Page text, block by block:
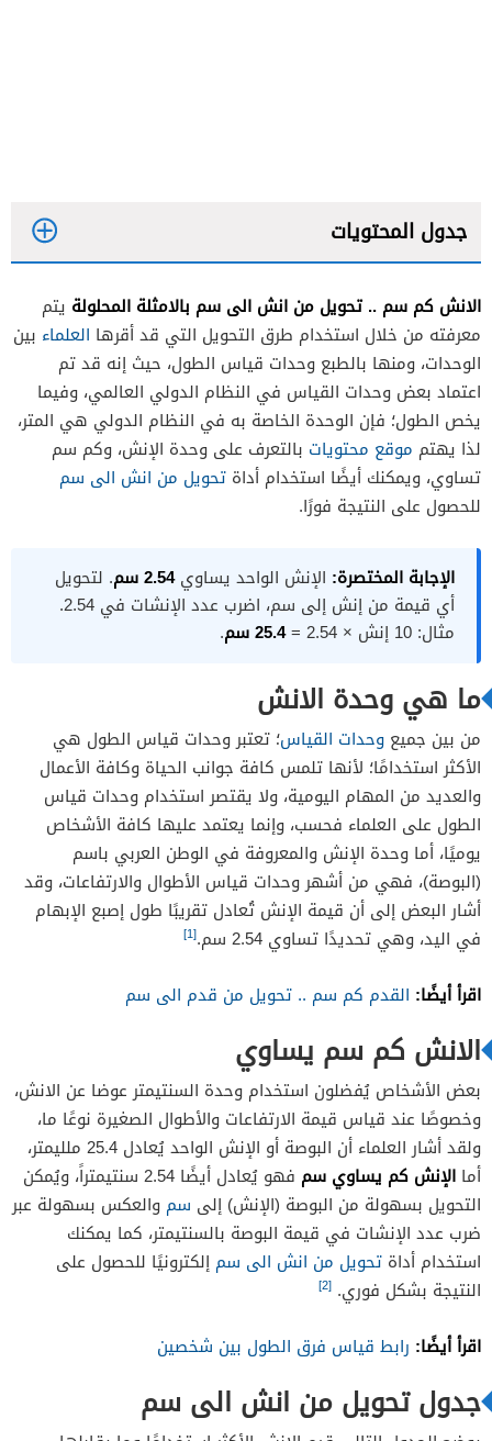
جدول المحتويات
تحويل من انش الى سم بالامثلة
تحويل من سم الى انش بالامثلة
الانش كم سم .. تحويل من انش الى سم بالامثلة المحلولة يتم
معرفته من خلال استخدام طرق التحويل التي قد أقرها العلماء بين
الوحدات، ومنها بالطبع وحدات قياس الطول، حيث إنه قد تم
اعتماد بعض وحدات القياس في النظام الدولي العالمي، وفيما
يخص الطول؛ فإن الوحدة الخاصة به في النظام الدولي هي المتر،
لذا يهتم موقع محتويات بالتعرف على وحدة الإنش، وكم سم
تساوي، ويمكنك أيضًا استخدام أداة تحويل من انش الى سم
للحصول على النتيجة فورًا.
الإجابة المختصرة: الإنش الواحد يساوي2.54 سم
. لتحويل
أي قيمة من إنش إلى سم، اضرب عدد الإنشات في 2.54.
مثال: 10 إنش × 2.54 =
25.4 سم .
ما هي وحدة الانش
من بين جميع وحدات القياس؛ تعتبر وحدات قياس الطول هي
الأكثر استخدامًا؛ لأنها تلمس كافة جوانب الحياة وكافة الأعمال
والعديد من المهام اليومية، ولا يقتصر استخدام وحدات قياس
الطول على العلماء فحسب، وإنما يعتمد عليها كافة الأشخاص
يوميًا، أما وحدة الإنش والمعروفة في الوطن العربي باسم
(البوصة)، فهي من أشهر وحدات قياس الأطوال والارتفاعات، وقد
أشار البعض إلى أن قيمة الإنش تُعادل تقريبًا طول إصبع الإبهام
في اليد، وهي تحديدًا تساوي 2.54 سم.
[1]
اقرأ أيضًا: القدم كم سم .. تحويل من قدم الى سم
الانش كم سم يساوي
بعض الأشخاص يُفضلون استخدام وحدة السنتيمتر عوضا عن الانش،
وخصوصًا عند قياس قيمة الارتفاعات والأطوال الصغيرة نوعًا ما،
ولقد أشار العلماء أن البوصة أو الإنش الواحد يُعادل 25.4 ملليمتر،
أما الإنش كم يساوي سم
فهو يُعادل أيضًا 2.54 سنتيمتراً، ويُمكن
التحويل بسهولة من البوصة (الإنش) إلى سم والعكس بسهولة عبر
ضرب عدد الإنشات في قيمة البوصة بالسنتيمتر، كما يمكنك
استخدام أداة تحويل من انش الى سم إلكترونيًا للحصول على
النتيجة بشكل فوري. [2]
اقرأ أيضًا: رابط قياس فرق الطول بين شخصين
جدول تحويل من انش الى سم